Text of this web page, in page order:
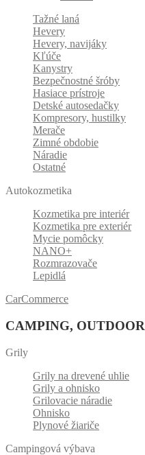
Tažné laná
Hevery
Hevery, navijáky
Kľúče
Kanystry
Bezpečnostné šróby
Hasiace prístroje
Detské autosedačky
Kompresory, hustilky
Merače
Zimné obdobie
Náradie
Ostatné
Autokozmetika
Kozmetika pre interiér
Kozmetika pre exteriér
Mycie pomôcky
NANO+
Rozmrazovače
Lepidlá
CarCommerce
CAMPING, OUTDOOR
Grily
Grily na drevené uhlie
Grily a ohnisko
Grilovacie náradie
Ohnisko
Plynové žiariče
Campingová výbava